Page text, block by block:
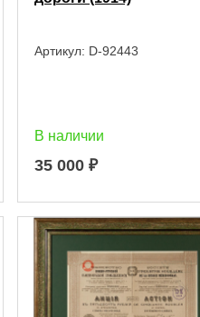
Артикул: D-92443
В наличии
35 000₽